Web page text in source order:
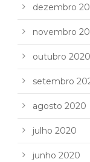
dezembro
novembro
outubro 2020
setembro
agosto 2020
julho 2020
junho 2020